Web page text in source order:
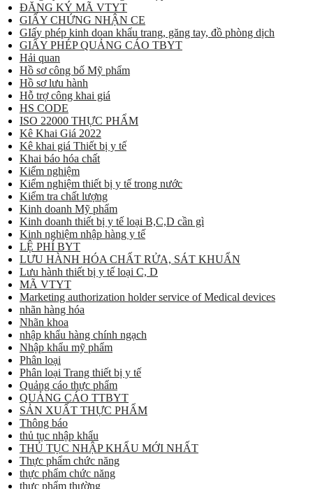
ĐĂNG KÝ MÃ VTYT
GIẤY CHỨNG NHẬN CE
GIấy phép kinh doan khẩu trang, găng tay, đồ phòng dịch
GIẤY PHÉP QUẢNG CÁO TBYT
Hải quan
Hồ sơ công bố Mỹ phẩm
Hồ sơ lưu hành
Hỗ trợ công khai giá
HS CODE
ISO 22000 THỰC PHẨM
Kê Khai Giá 2022
Kê khai giá Thiết bị y tế
Khai báo hóa chất
Kiểm nghiệm
Kiểm nghiệm thiết bị y tế trong nước
Kiểm tra chất lượng
Kinh doanh Mỹ phẩm
Kinh doanh thiết bị y tế loại B,C,D cần gì
Kinh nghiệm nhập hàng y tế
LỆ PHÍ BYT
LƯU HÀNH HÓA CHẤT RỬA, SÁT KHUẨN
Lưu hành thiết bị y tế loại C, D
MÃ VTYT
Marketing authorization holder service of Medical devices
nhãn hàng hóa
Nhãn khoa
nhập khẩu hàng chính ngạch
Nhập khẩu mỹ phẩm
Phân loại
Phân loại Trang thiết bị y tế
Quảng cáo thực phẩm
QUẢNG CÁO TTBYT
SẢN XUẤT THỰC PHẨM
Thông báo
thủ tục nhập khẩu
THỦ TỤC NHẬP KHẨU MỚI NHẤT
Thực phẩm chức năng
thực phẩm chức năng
thực phẩm thường